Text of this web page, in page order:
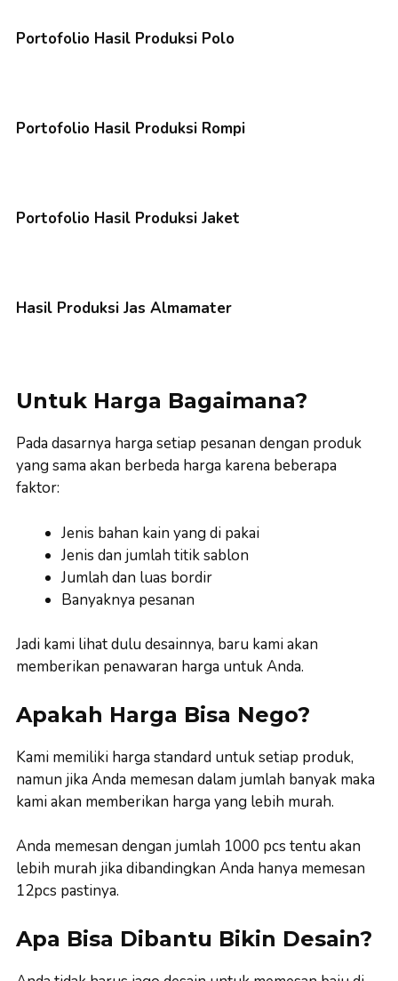
Portofolio Hasil Produksi Polo
Portofolio Hasil Produksi Rompi
Portofolio Hasil Produksi Jaket
Hasil Produksi Jas Almamater
Untuk Harga Bagaimana?
Pada dasarnya harga setiap pesanan dengan produk
yang sama akan berbeda harga karena beberapa
faktor:
Jenis bahan kain yang di pakai
Jenis dan jumlah titik sablon
Jumlah dan luas bordir
Banyaknya pesanan
Jadi kami lihat dulu desainnya, baru kami akan
memberikan penawaran harga untuk Anda.
Apakah Harga Bisa Nego?
Kami memiliki harga standard untuk setiap produk,
namun jika Anda memesan dalam jumlah banyak maka
kami akan memberikan harga yang lebih murah.
Anda memesan dengan jumlah 1000 pcs tentu akan
lebih murah jika dibandingkan Anda hanya memesan
12pcs pastinya.
Apa Bisa Dibantu Bikin Desain?